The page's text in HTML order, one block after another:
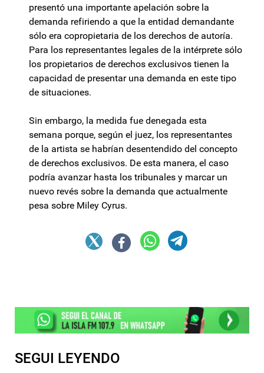
presentó una importante apelación sobre la
demanda refiriendo a que la entidad demandante
sólo era copropietaria de los derechos de autoría.
Para los representantes legales de la intérprete sólo
los propietarios de derechos exclusivos tienen la
capacidad de presentar una demanda en este tipo
de situaciones.
Sin embargo, la medida fue denegada esta
semana porque, según el juez, los representantes
de la artista se habrían desentendido del concepto
de derechos exclusivos. De esta manera, el caso
podría avanzar hasta los tribunales y marcar un
nuevo revés sobre la demanda que actualmente
pesa sobre Miley Cyrus.
SEGUI LEYENDO